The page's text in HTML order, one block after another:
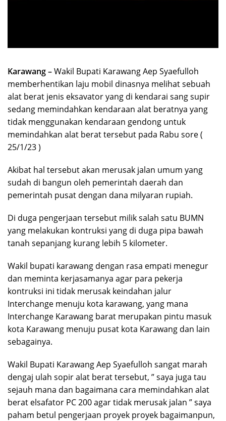
Karawang –Wakil Bupati Karawang Aep Syaefulloh
memberhentikan laju mobil dinasnya melihat sebuah
alat berat jenis eksavator yang di kendarai sang supir
sedang memindahkan kendaraan alat beratnya yang
tidak menggunakan kendaraan gendong untuk
memindahkan alat berat tersebut pada Rabu sore (
25/1/23 )
Akibat hal tersebut akan merusak jalan umum yang
sudah di bangun oleh pemerintah daerah dan
pemerintah pusat dengan dana milyaran rupiah.
Di duga pengerjaan tersebut milik salah satu BUMN
yang melakukan kontruksi yang di duga pipa bawah
tanah sepanjang kurang lebih 5 kilometer.
Wakil bupati karawang dengan rasa empati menegur
dan meminta kerjasamanya agar para pekerja
kontruksi ini tidak merusak keindahan jalur
Interchange menuju kota karawang, yang mana
Interchange Karawang barat merupakan pintu masuk
kota Karawang menuju pusat kota Karawang dan lain
sebagainya.
Wakil Bupati Karawang Aep Syaefulloh sangat marah
dengaj ulah sopir alat berat tersebut, ” saya juga tau
sejauh mana dan bagaimana cara memindahkan alat
berat elsafator PC 200 agar tidak merusak jalan ” saya
paham betul pengerjaan proyek proyek bagaimanpun,